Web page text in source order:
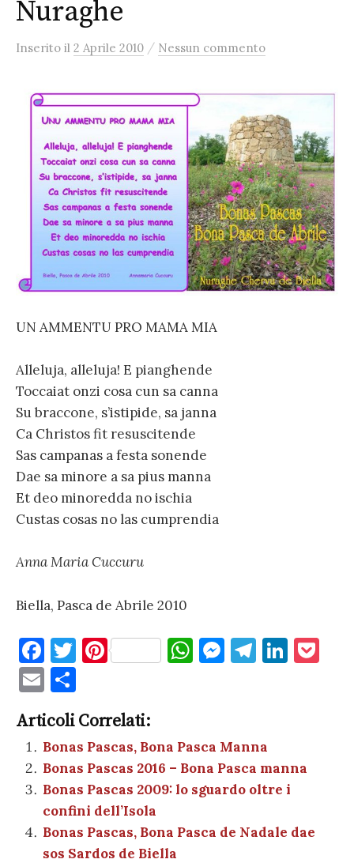
Nuraghe
Inserito il 2 Aprile 2010 / Nessun commento
UN AMMENTU PRO MAMA MIA
Alleluja, alleluja! E pianghende
Toccaiat onzi cosa cun sa canna
Su braccone, s’istipide, sa janna
Ca Christos fit resuscitende
Sas campanas a festa sonende
Dae sa minore a sa pius manna
Et deo minoredda no ischia
Custas cosas no las cumprendia
Anna Maria Cuccuru
Biella, Pasca de Abrile 2010
F
a
c
e
b
o
o
k
T
te
r
Pi
es
t
W
A
p
p
M
g
er
T
a
m
Li
n
E
m
ai
l
n
di
vi
di
Articoli Correlati:
Bonas Pascas, Bona Pasca Manna
Bonas Pascas 2016 – Bona Pasca manna
Bonas Pascas 2009: lo sguardo oltre i
confini dell’Isola
Bonas Pascas, Bona Pasca de Nadale dae
sos Sardos de Biella